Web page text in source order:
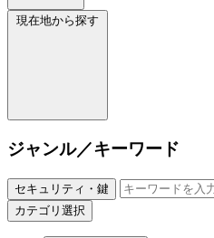
現在地から探す
ジャンル／キーワード
セキュリティ・鍵
カテゴリ選択